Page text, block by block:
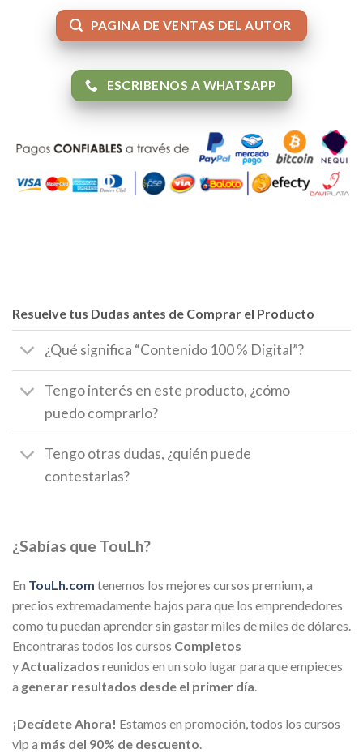
PAGINA DE VENTAS DEL AUTOR
ESCRIBENOS A WHATSAPP
Resuelve tus Dudas antes de Comprar el Producto
¿Qué significa “Contenido 100 % Digital”?
Tengo interés en este producto, ¿cómo
puedo comprarlo?
Tengo otras dudas, ¿quién puede
contestarlas?
¿Sabías que TouLh?
En TouLh.com tenemos los mejores cursos premium, a
precios extremadamente bajos para que los emprendedores
como tu puedan aprender sin gastar miles de miles de dólares.
Encontraras todos los cursos Completos
yActualizados reunidos en un solo lugar para que empieces
a generar resultados desde el primer día.
¡Decídete Ahora! Estamos en promoción, todos los cursos
vip a más del 90% de descuento.